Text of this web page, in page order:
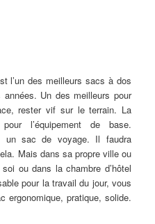
l’un des meilleurs sacs à dos
Un des meilleurs pour
rester vif sur le terrain. La
l’équipement de base.
un sac de voyage. Il faudra
Mais dans sa propre ville ou
ou dans la chambre d’hôtel
pour la travail du jour, vous
ergonomique, pratique, solide.